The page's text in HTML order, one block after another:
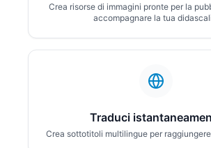
Crea risorse di immagini pronte per la
accompagnare la tua
Traduci
Crea sottotitoli multilingue per